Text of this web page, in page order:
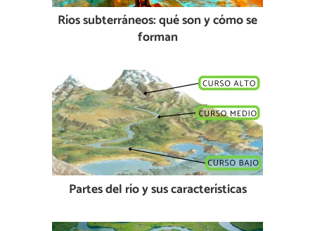
Ríos subterráneos: qué son y cómo se
forman
Partes del río y sus características